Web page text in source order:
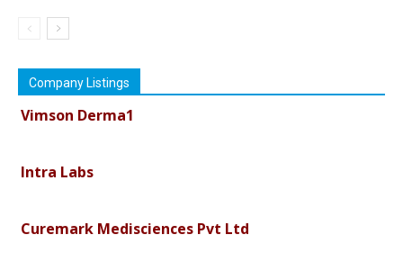
Company Listings
Vimson Derma1
Intra Labs
Curemark Medisciences Pvt Ltd